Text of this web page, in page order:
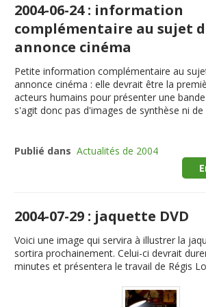
2004-06-24 : information
complémentaire au sujet
annonce cinéma
Petite information complémentaire au
annonce cinéma : elle devrait être la
acteurs humains pour présenter une
s'agit donc pas d'images de synthèse ni
Publié dans Actualités de 2004
2004-07-29 : jaquette DVD
Voici une image qui servira à illustrer la
sortira prochainement. Celui-ci devrait
minutes et présentera le travail de Régis